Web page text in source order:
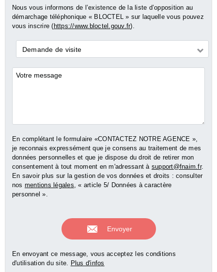
Nous vous informons de l’existence de la liste d’opposition au
démarchage téléphonique « BLOCTEL » sur laquelle vous pouvez
vous inscrire (https://www.bloctel.gouv.fr).
Demande
*
Demande de visite
Commentaires
En complétant le formulaire «CONTACTEZ NOTRE AGENCE »,
je reconnais expressément que je consens au traitement de mes
données personnelles et que je dispose du droit de retirer mon
consentement à tout moment en m'adressant à support@fnaim.fr.
En savoir plus sur la gestion de vos données et droits : consulter
nos mentions légales , « article 5/ Données à caractère
personnel ».
En envoyant ce message, vous acceptez les conditions
d'utilisation du site. Plus d'infos